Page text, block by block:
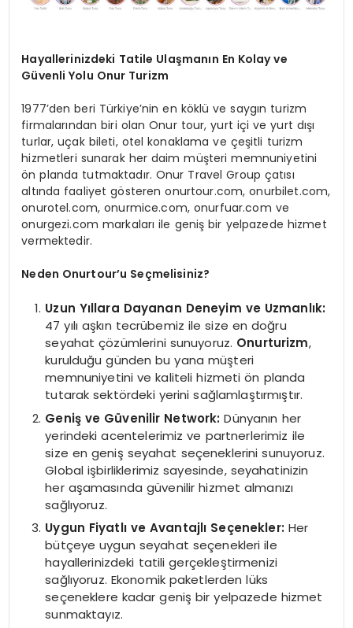
Hayallerinizdeki Tatile Ulaşmanın En Kolay ve
Güvenli Yolu Onur Turizm
1977’den beri Türkiye’nin en köklü ve saygın turizm
firmalarından biri olan Onur tour, yurt içi ve yurt dışı
turlar, uçak bileti, otel konaklama ve çeşitli turizm
hizmetleri sunarak her daim müşteri memnuniyetini
ön planda tutmaktadır. Onur Travel Group çatısı
altında faaliyet gösteren onurtour.com, onurbilet.com,
onurotel.com, onurmice.com, onurfuar.com ve
onurgezi.com markaları ile geniş bir yelpazede hizmet
vermektedir.
Neden Onurtour’u Seçmelisiniz?
Uzun Yıllara Dayanan Deneyim ve Uzmanlık:
47 yılı aşkın tecrübemiz ile size en doğru
seyahat çözümlerini sunuyoruz. Onurturizm,
kurulduğu günden bu yana müşteri
memnuniyetini ve kaliteli hizmeti ön planda
tutarak sektördeki yerini sağlamlaştırmıştır.
Geniş ve Güvenilir Network: Dünyanın her
yerindeki acentelerimiz ve partnerlerimiz ile
size en geniş seyahat seçeneklerini sunuyoruz.
Global işbirliklerimiz sayesinde, seyahatinizin
her aşamasında güvenilir hizmet almanızı
sağlıyoruz.
Uygun Fiyatlı ve Avantajlı Seçenekler: Her
bütçeye uygun seyahat seçenekleri ile
hayallerinizdeki tatili gerçekleştirmenizi
sağlıyoruz. Ekonomik paketlerden lüks
seçeneklere kadar geniş bir yelpazede hizmet
sunmaktayız.